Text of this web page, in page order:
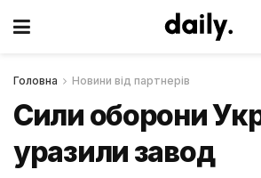
Головна Новини від партнерів
Сили оборони
уразили завод